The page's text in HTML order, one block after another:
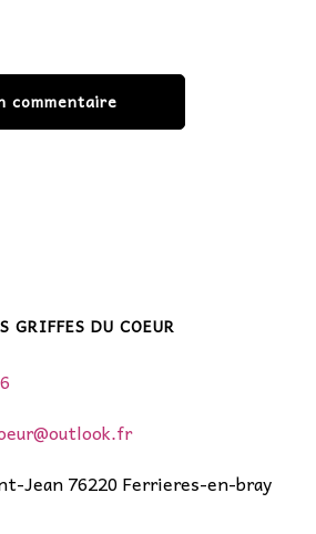
GRIFFES DU COEUR
Jean 76220 Ferrieres-en-bray